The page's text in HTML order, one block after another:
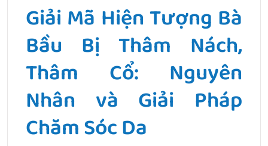
Giải Mã Hiện Tượng Bà
Bầu Bị Thâm Nách,
Thâm Cổ: Nguyên
Nhân và Giải Pháp
Chăm Sóc Da